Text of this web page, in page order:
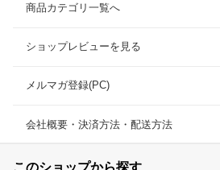
商品カテゴリ一覧へ
ショップレビューを見る
メルマガ登録(PC)
会社概要・決済方法・配送方法
このショップから探す